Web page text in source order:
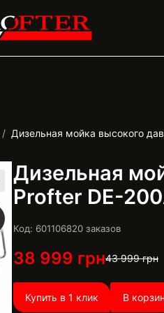
Дизельная мойка высокого
Дизельная
Profter DE-
Код: 601106820 заказов
38 999 грн43 999грн
Купить в 1 клик В